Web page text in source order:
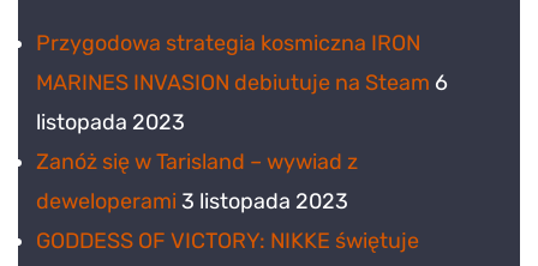
Przygodowa strategia kosmiczna IRON
MARINES INVASION debiutuje na Steam 6
listopada 2023
Zanóż się w Tarisland – wywiad z
deweloperami 3 listopada 2023
GODDESS OF VICTORY: NIKKE świętuje